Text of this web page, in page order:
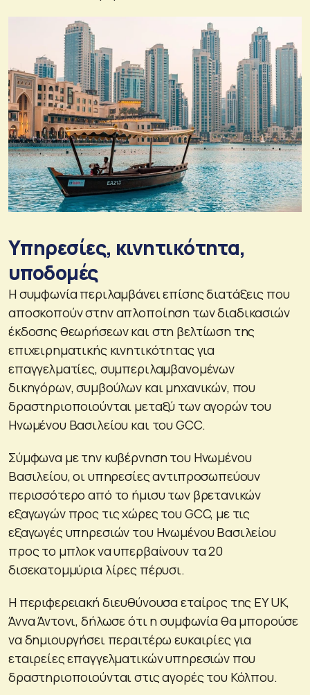
Υπηρεσίες, κινητικότητα,
υποδομές
Η συμφωνία περιλαμβάνει επίσης διατάξεις που
αποσκοπούν στην απλοποίηση των διαδικασιών
έκδοσης θεωρήσεων και στη βελτίωση της
επιχειρηματικής κινητικότητας για
επαγγελματίες, συμπεριλαμβανομένων
δικηγόρων, συμβούλων και μηχανικών, που
δραστηριοποιούνται μεταξύ των αγορών του
Ηνωμένου Βασιλείου και του GCC.
Σύμφωνα με την κυβέρνηση του Ηνωμένου
Βασιλείου, οι υπηρεσίες αντιπροσωπεύουν
περισσότερο από το ήμισυ των βρετανικών
εξαγωγών προς τις χώρες του GCC, με τις
εξαγωγές υπηρεσιών του Ηνωμένου Βασιλείου
προς το μπλοκ να υπερβαίνουν τα 20
δισεκατομμύρια λίρες πέρυσι.
Η περιφερειακή διευθύνουσα εταίρος της EY UK,
Άννα Άντονι, δήλωσε ότι η συμφωνία θα μπορούσε
να δημιουργήσει περαιτέρω ευκαιρίες για
εταιρείες επαγγελματικών υπηρεσιών που
δραστηριοποιούνται στις αγορές του Κόλπου.